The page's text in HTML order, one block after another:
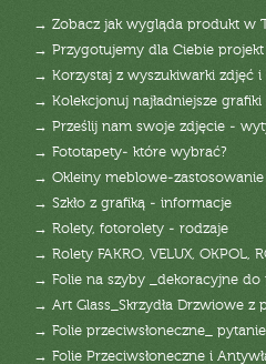
→ Zobacz jak wygląda produkt w
→ Przygotujemy dla Ciebie projekt
→ Korzystaj z wyszukiwarki zdjęć i
→ Kolekcjonuj najładniejsze
→ Prześlij nam swoje zdjęcie -
→ Fototapety- które wybrać?
→ Okleiny meblowe-zastosowanie
→ Szkło z grafiką - informacje
→ Rolety, fotorolety - rodzaje
→ Rolety FAKRO, VELUX, OKPOL,
→ Folie na szyby _dekoracyjne do
→ Art Glass_Skrzydła Drzwiowe z
→ Folie przeciwsłoneczne_
→ Folie Przeciwsłoneczne i